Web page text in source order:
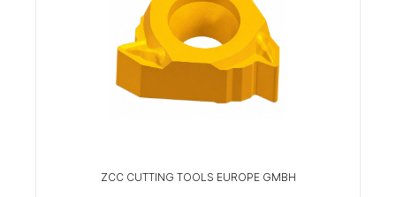
ZCC CUTTING TOOLS EUROPE GMBH